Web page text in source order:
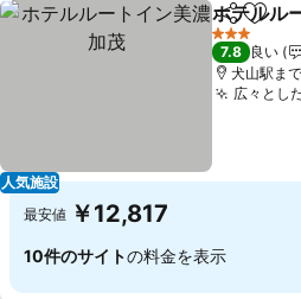
人気施設
シェアお気
ホテルル
3 ホテルのラ
7.8 良い
犬山駅ま
広々とし
最安値 ￥12,817
10件のサイトの料金を表示